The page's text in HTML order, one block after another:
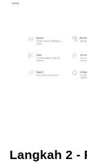
Langkah 2 -